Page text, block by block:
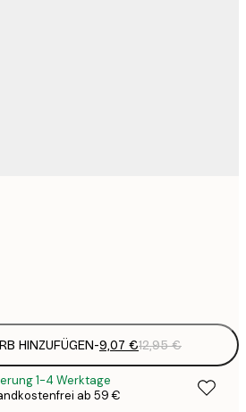
HINZUFÜGEN-9,07 €12,95 €
1-4 Werktage
ab 59 €